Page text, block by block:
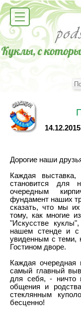
14.12.2015
Дорогие наши
Каждая
становится для
очередным
фундамент наших
сказать, что мы
тому, как многие
"Искусстве
нашем стенде и с
увиденным с теми,
Гостином дворе.
Каждая очередная
самый главный
для себя, - ничто
общения и
стеклянным
бесценно!